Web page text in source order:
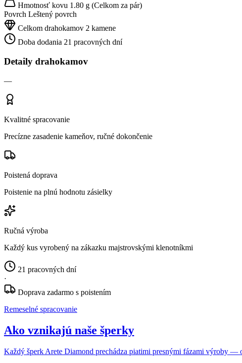
Hmotnosť kovu 1.80 g (Celkom za pár)
Povrch Leštený povrch
Celkom drahokamov 2 kamene
Doba dodania 21 pracovných dní
Detaily drahokamov
—
Kvalitné spracovanie
Precízne zasadenie kameňov, ručné dokončenie
Poistená doprava
Poistenie na plnú hodnotu zásielky
Ručná výroba
Každý kus vyrobený na zákazku majstrovskými klenotníkmi
21 pracovných dní
·
Doprava zadarmo s poistením
Remeselné spracovanie
Ako vznikajú naše šperky
Každý šperk Arete Diamond prechádza piatimi presnými fázami výroby